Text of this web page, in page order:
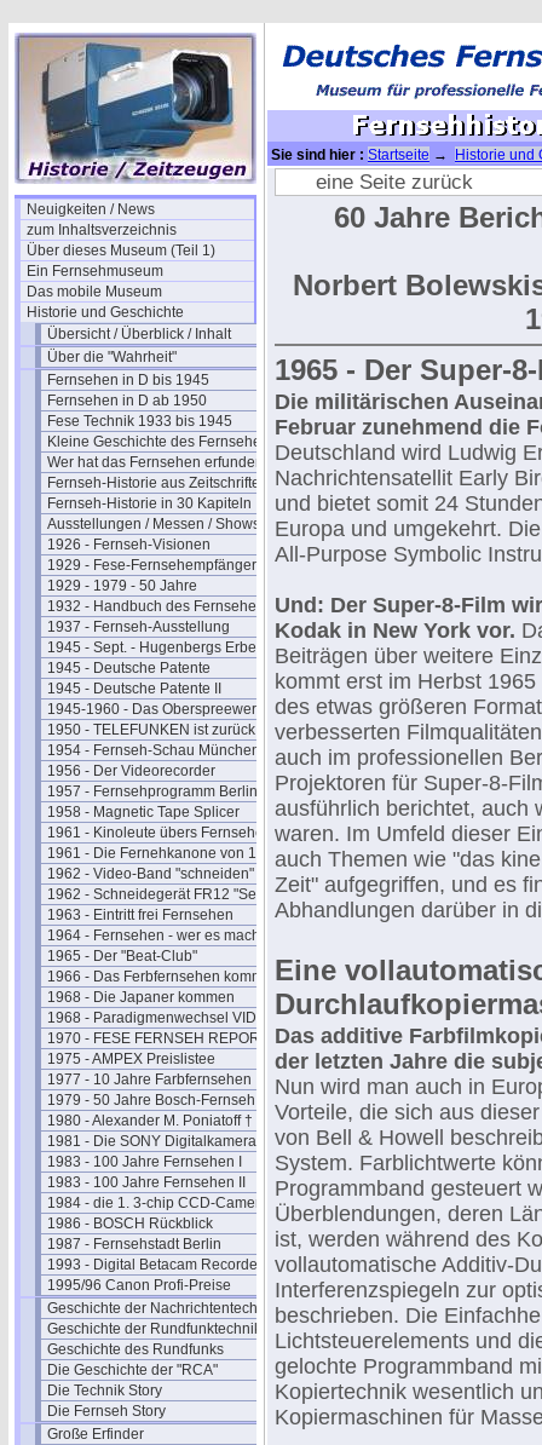
Neuigkeiten / News
zum Inhaltsverzeichnis
Über dieses Museum (Teil 1)
Ein Fernsehmuseum
Das mobile Museum
Historie und Geschichte
Übersicht / Überblick / Inhalt
Über die "Wahrheit"
Fernsehen in D bis 1945
Fernsehen in D ab 1950
Fese Technik 1933 bis 1945
Kleine Geschichte des Fernsehens
Wer hat das Fernsehen erfunden?
Fernseh-Historie aus Zeitschriften
Fernseh-Historie in 30 Kapiteln
Ausstellungen / Messen / Shows
1926 - Fernseh-Visionen
1929 - Fese-Fernsehempfänger
1929 - 1979 - 50 Jahre
1932 - Handbuch des Fernsehens
1937 - Fernseh-Ausstellung
1945 - Sept. - Hugenbergs Erbe
1945 - Deutsche Patente
1945 - Deutsche Patente II
1945-1960 - Das Oberspreewerk
1950 - TELEFUNKEN ist zurück
1954 - Fernseh-Schau München
1956 - Der Videorecorder
1957 - Fernsehprogramm Berlin
1958 - Magnetic Tape Splicer
1961 - Kinoleute übers Fernsehen
1961 - Die Fernehkanone von 1936
1962 - Video-Band "schneiden"
1962 - Schneidegerät FR12 "Senior"
1963 - Eintritt frei Fernsehen
1964 - Fernsehen - wer es macht
1965 - Der "Beat-Club"
1966 - Das Ferbfernsehen kommt
1968 - Die Japaner kommen
1968 - Paradigmenwechsel VIDEO
1970 - FESE FERNSEH REPORT
1975 - AMPEX Preislistee
1977 - 10 Jahre Farbfernsehen
1979 - 50 Jahre Bosch-Fernseh
1980 - Alexander M. Poniatoff †
1981 - Die SONY Digitalkamera
1983 - 100 Jahre Fernsehen I
1983 - 100 Jahre Fernsehen II
1984 - die 1. 3-chip CCD-Camera
1986 - BOSCH Rückblick
1987 - Fernsehstadt Berlin
1993 - Digital Betacam Recorder
1995/96 Canon Profi-Preise
Geschichte der Nachrichtentechnik
Geschichte der Rundfunktechnik
Geschichte des Rundfunks
Die Geschichte der "RCA"
Die Technik Story
Die Fernseh Story
Große Erfinder
Sie sind hier : Startseite →
Historie und
20 (1965)eine Seite zurück
60 Jahre
Norbert
1965 - Der Super-
Die militärischen
Februar zunehmend die
Deutschland wird Ludwig
Nachrichtensatellit Early
und bietet somit 24
Europa und umgekehrt.
All-Purpose Symbolic
Und: Der Super-8-Film
Kodak in New York vor.
Beiträgen über weitere
kommt erst im Herbst
des etwas größeren
verbesserten
auch im professionellen
Projektoren für Super-8-
ausführlich berichtet, auch
waren. Im Umfeld dieser
auch Themen wie "das
Zeit" aufgegriffen, und es
Abhandlungen darüber in
Eine
Das additive
der letzten Jahre die
Nun wird man auch in
Vorteile, die sich aus
von Bell & Howell
System. Farblichtwerte
Programmband gesteuert
Überblendungen, deren
ist, werden während des
vollautomatische Additiv-
Interferenzspiegeln zur
beschrieben. Die
Lichtsteuerelements und
gelochte Programmband
Kopiertechnik wesentlich
Kopiermaschinen für